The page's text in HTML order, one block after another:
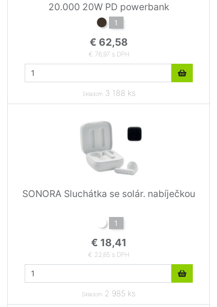
20.000 20W PD powerbank
1
€ 62,58
€ 76,97 s DPH
Skladom3 188 ks
SONORA Sluchátka se solár. nabíječkou
1
€ 18,41
€ 22,65 s DPH
Skladom 2 985 ks